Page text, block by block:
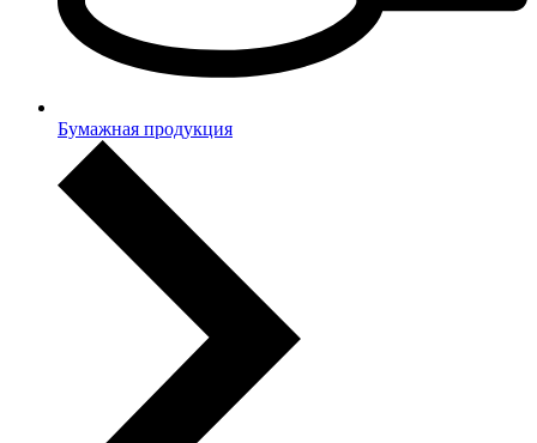
Бумажная продукция